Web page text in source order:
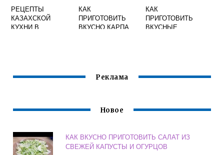
РЕЦЕПТЫ
КАЗАХСКОЙ
КУХНИ В
КАК
ПРИГОТОВИТЬ
ВКУСНО КАРПА
КАК
ПРИГОТОВИТЬ
ВКУСНЫЕ
Реклама
Новое
КАК ВКУСНО ПРИГОТОВИТЬ САЛАТ ИЗ
СВЕЖЕЙ КАПУСТЫ И ОГУРЦОВ